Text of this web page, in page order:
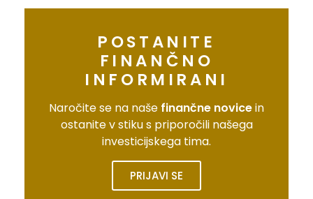
POSTANITE
FINANČNO
INFORMIRANI
Naročite se na naše finančne novicein
ostanite v stiku s priporočili našega
investicijskega tima.
PRIJAVI SE